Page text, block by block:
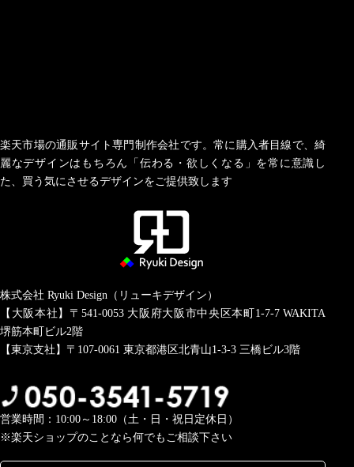
楽天市場の通販サイト専門制作会社です。常に購入者目線で、綺
麗なデザインはもちろん「伝わる・欲しくなる」を常に意識し
た、買う気にさせるデザインをご提供致します
株式会社 Ryuki Design（リューキデザイン）
【大阪本社】〒541-0053大阪府大阪市中央区本町1-7-7 WAKITA
堺筋本町ビル2階
【東京支社】〒107-0061 東京都港区北青山1-3-3 三橋ビル3階
営業時間：10:00～18:00（土・日・祝日定休日）
※楽天ショップのことなら何でもご相談下さい